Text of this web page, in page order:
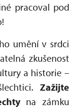
pracoval pod
umění v srdci
zkušenost
a historie –
Zažijte
na zámku